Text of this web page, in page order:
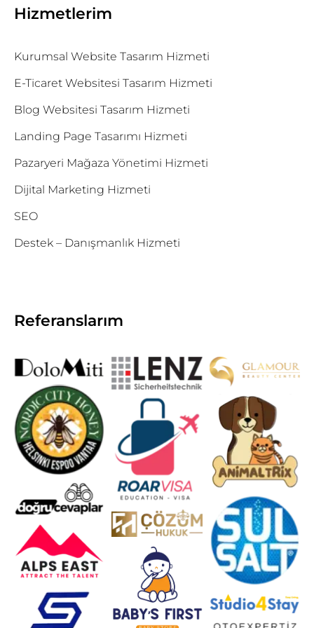
Hizmetlerim
Kurumsal Website Tasarım Hizmeti
E-Ticaret Websitesi Tasarım Hizmeti
Blog Websitesi Tasarım Hizmeti
Landing Page Tasarımı Hizmeti
Pazaryeri Mağaza Yönetimi Hizmeti
Dijital Marketing Hizmeti
SEO
Destek – Danışmanlık Hizmeti
Referanslarım